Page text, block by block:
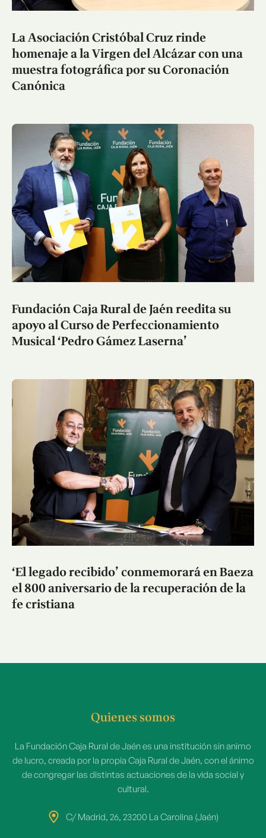
La Asociación Cristóbal Cruz rinde
homenaje a la Virgen del Alcázar con una
muestra fotográfica por su Coronación
Canónica
Fundación Caja Rural de Jaén reedita su
apoyo al Curso de Perfeccionamiento
Musical ‘Pedro Gámez Laserna’
‘El legado recibido’ conmemorará en Baeza
el 800 aniversario de la recuperación de la
fe cristiana
Quienes somos
La Fundación Caja Rural de Jaén es una institución sin animo
de lucro, creada por la propia Caja Rural de Jaén, con el ánimo
de congregar las distintas actuaciones de la vida social y
cultural.
C/ Madrid, 26, 23200 La Carolina (Jaén)